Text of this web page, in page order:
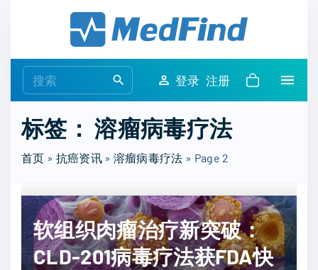
e
r
c
o
r
:
登录 注册
标签：溶瘤病毒疗法
首页 » 抗癌资讯» 溶瘤病毒疗法 » Page 2
软组织肉瘤治疗新突破：
CLD-201病毒疗法获FDA快